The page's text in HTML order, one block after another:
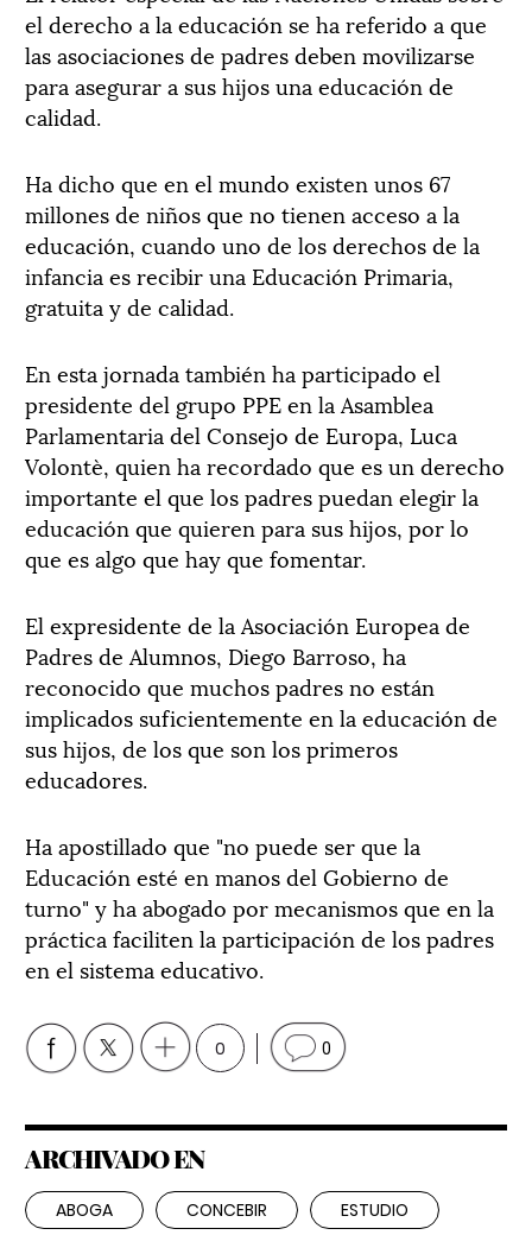
el derecho a la educación se ha referido a que
las asociaciones de padres deben movilizarse
para asegurar a sus hijos una educación de
calidad.
Ha dicho que en el mundo existen unos 67
millones de niños que no tienen acceso a la
educación, cuando uno de los derechos de la
infancia es recibir una Educación Primaria,
gratuita y de calidad.
En esta jornada también ha participado el
presidente del grupo PPE en la Asamblea
Parlamentaria del Consejo de Europa, Luca
Volontè, quien ha recordado que es un derecho
importante el que los padres puedan elegir la
educación que quieren para sus hijos, por lo
que es algo que hay que fomentar.
El expresidente de la Asociación Europea de
Padres de Alumnos, Diego Barroso, ha
reconocido que muchos padres no están
implicados suficientemente en la educación de
sus hijos, de los que son los primeros
educadores.
Ha apostillado que "no puede ser que la
Educación esté en manos del Gobierno de
turno" y ha abogado por mecanismos que en la
práctica faciliten la participación de los padres
en el sistema educativo.
0 0
ARCHIVADO EN
ABOGA CONCEBIR ESTUDIO